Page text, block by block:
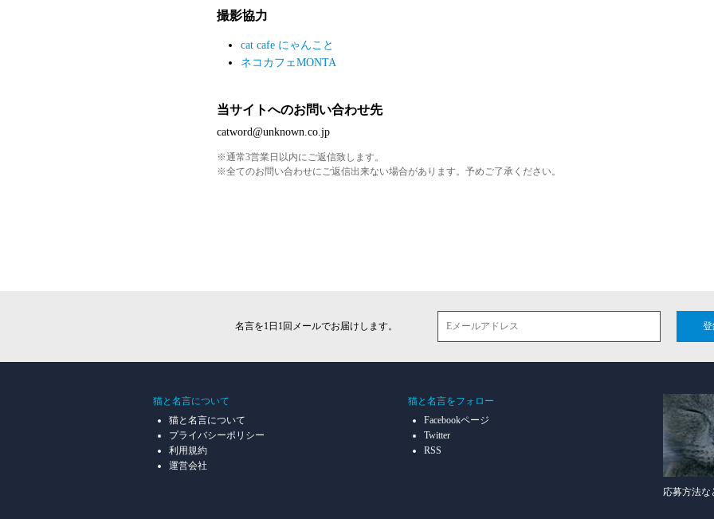
撮影協力
cat cafe にゃんこと
ネコカフェMONTA
当サイトへのお問い合わせ先
catword@unknown.co.jp
通常3営業日以内にご返信致します。
全てのお問い合わせにご返信出来ない場合があります。予めご了承ください。
名言を1日1回メールでお届けします。
猫と名言について
猫と名言について
プライバシーポリシー
利用規約
運営会社
猫と名言をフォロー
Facebookページ
Twitter
RSS
応募方法な